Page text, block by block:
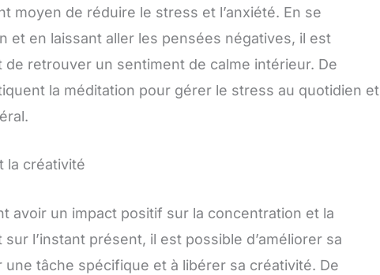
moyen de réduire le stress et l’anxiété. En se
et en laissant aller les pensées négatives, il est
de retrouver un sentiment de calme intérieur. De
la méditation pour gérer le stress au quotidien et
la créativité
avoir un impact positif sur la concentration et la
l’instant présent, il est possible d’améliorer sa
tâche spécifique et à libérer sa créativité. De